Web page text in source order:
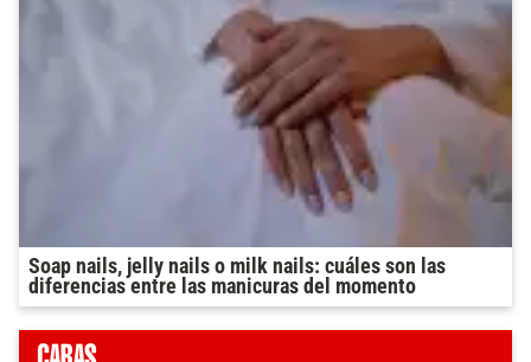
Soap nails, jelly nails o milk nails: cuáles son las
diferencias entre las manicuras del momento